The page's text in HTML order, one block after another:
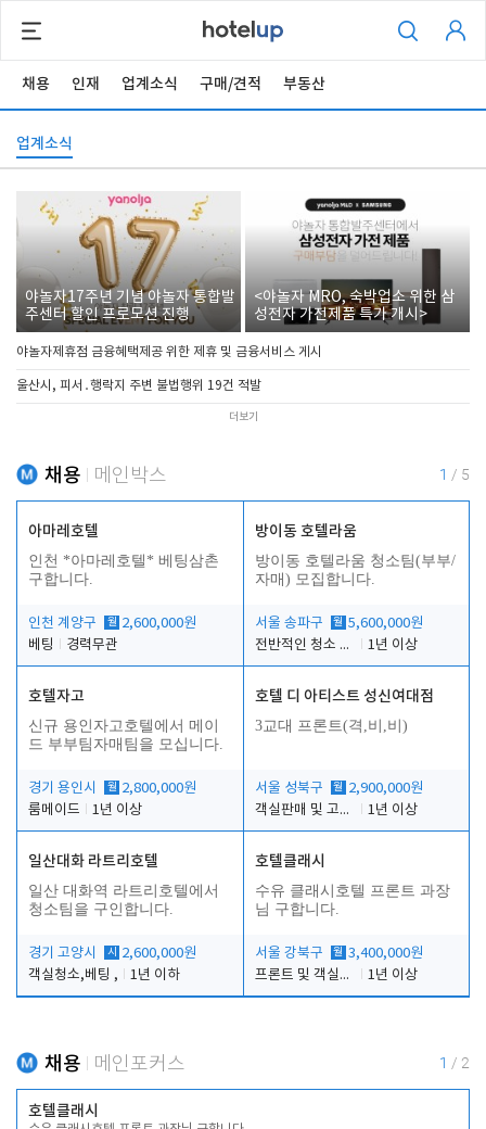
채용 인재 업계소식 구매/견적 부동산
업계소식
야놀자17주년 기념 야놀자 통합발
주센터 할인 프로모션 진행
<야놀자 MRO, 숙박업소 위한 삼
성전자 가전제품 특가 개시>
야놀자제휴점 금융혜택제공 위한 제휴 및 금융서비스 게시
울산시, 피서․행락지 주변 불법행위 19건 적발
더보기
채용 메인박스 1 / 5
아마레호텔
인천 *아마레호텔* 베팅삼촌
구합니다.
인천 계양구 월 2,600,000원
베팅
경력무관
방이동 호텔라움
방이동 호텔라움 청소팀(부부/
자매) 모집합니다.
서울 송파구 월 5,600,000원
전반적인 청소 업무(객실청소.객실정리)
1년 이상
호텔자고
신규 용인자고호텔에서 메이
드 부부팀자매팀을 모십니다.
경기 용인시 월 2,800,000원
룸메이드
1년 이상
호텔 디 아티스트 성신여대점
3교대 프론트(격,비,비)
서울 성북구 월 2,900,000원
객실판매 및 고객응대
1년 이상
일산대화 라트리호텔
일산 대화역 라트리호텔에서
청소팀을 구인합니다.
경기 고양시 시
2,600,000원
객실청소,베팅 ,
1년 이하
호텔클래시
수유 클래시호텔 프론트 과장
님 구합니다.
서울 강북구 월 3,400,000원
프론트 및 객실관리
1년 이상
채용 메인포커스 1 / 2
호텔클래시